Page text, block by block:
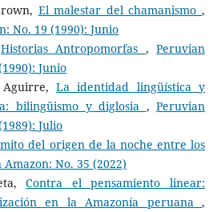
El malestar del chamanismo,
No. 19 (1990): Junio
Historias Antropomorfas ,Peruvian
Junio
La identidad lingüística y
bilingüismo y diglosia ,Peruvian
Julio
del origen de la noche entre los
No. 35 (2022)
Contra el pensamiento linear:
en la Amazonía peruana,